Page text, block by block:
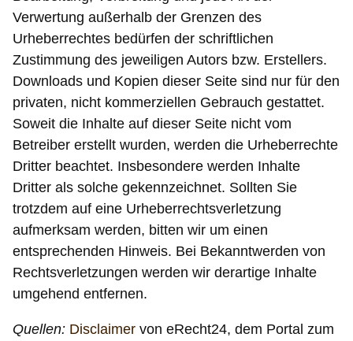
Verwertung außerhalb der Grenzen des
Urheberrechtes bedürfen der schriftlichen
Zustimmung des jeweiligen Autors bzw. Erstellers.
Downloads und Kopien dieser Seite sind nur für den
privaten, nicht kommerziellen Gebrauch gestattet.
Soweit die Inhalte auf dieser Seite nicht vom
Betreiber erstellt wurden, werden die Urheberrechte
Dritter beachtet. Insbesondere werden Inhalte
Dritter als solche gekennzeichnet. Sollten Sie
trotzdem auf eine Urheberrechtsverletzung
aufmerksam werden, bitten wir um einen
entsprechenden Hinweis. Bei Bekanntwerden von
Rechtsverletzungen werden wir derartige Inhalte
umgehend entfernen.
Quellen: Disclaimer von eRecht24, dem Portal zum